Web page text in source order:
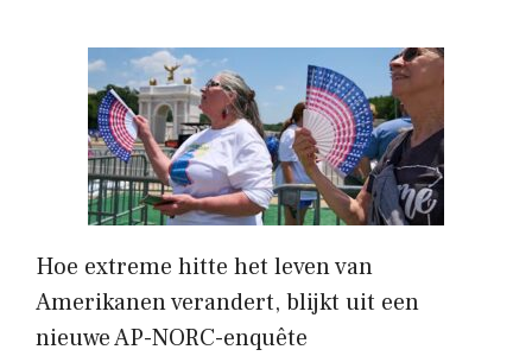
Hoe extreme hitte het leven van
Amerikanen verandert, blijkt uit een
nieuwe AP-NORC-enquête